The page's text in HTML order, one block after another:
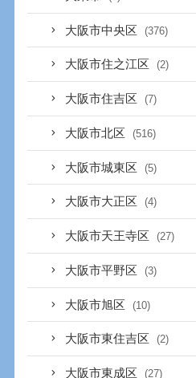
大阪市中央区 (376)
大阪市住之江区 (2)
大阪市住吉区 (7)
大阪市北区 (516)
大阪市城東区 (5)
大阪市大正区 (4)
大阪市天王寺区 (27)
大阪市平野区 (3)
大阪市旭区 (10)
大阪市東住吉区 (2)
大阪市東成区 (27)